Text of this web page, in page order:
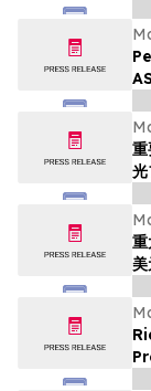
추
光
AI
美